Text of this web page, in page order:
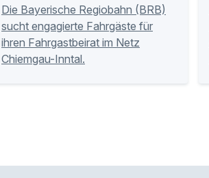
Die Bayerische Regiobahn (BRB)
sucht engagierte Fahrgäste für
ihren Fahrgastbeirat im Netz
Chiemgau-Inntal.